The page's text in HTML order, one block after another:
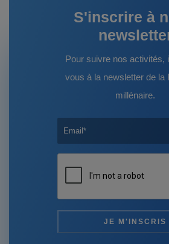
S'inscrire à
Pour suivre nos activités,
vous à la newsletter de la
millénaire.